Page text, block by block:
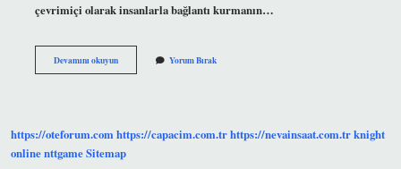
çevrimiçi olarak insanlarla bağlantı kurmanın…
Devamını okuyunDc
Sohbet
Yorum Bırak
https://oteforum.comhttps://capacim.com.trhttps://nevainsaat.com.trknight
onlinenttgameSitemap